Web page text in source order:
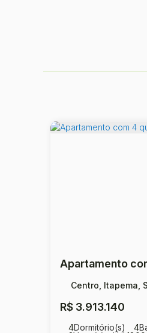
R$ 3.913.140
Centro, Itapema,
4Dormitório(s) 4